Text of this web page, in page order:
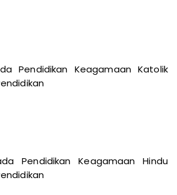
Pendidikan Keagamaan Katolik
Pendidikan Keagamaan Hindu